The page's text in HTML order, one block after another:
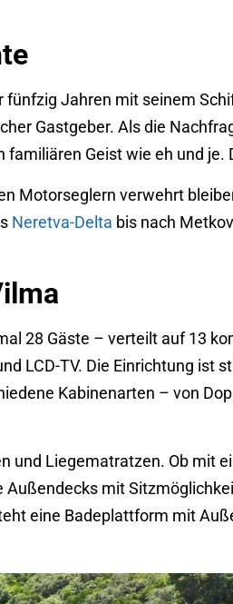
Jahren mit seinem
Gastgeber. Als die
Geist wie eh und je.
Motorseglern verwehrt
Neretva-Delta bis nach
28 Gäste – verteilt auf 13
LCD-TV. Die Einrichtung
Kabinenarten – von
und Liegematratzen. Ob mit
mit
eine Badeplattform mit